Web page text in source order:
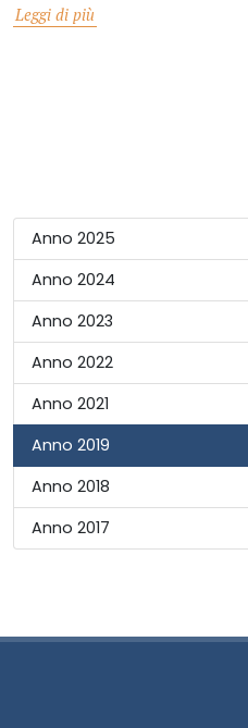
Leggi di più
Anno 2025
Anno 2024
Anno 2023
Anno 2022
Anno 2021
Anno 2019
Anno 2018
Anno 2017